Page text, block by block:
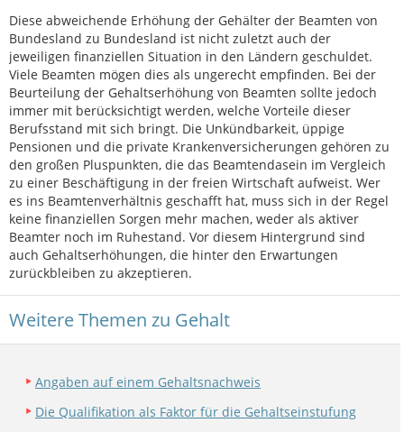
Diese abweichende Erhöhung der Gehälter der Beamten von
Bundesland zu Bundesland ist nicht zuletzt auch der
jeweiligen finanziellen Situation in den Ländern geschuldet.
Viele Beamten mögen dies als ungerecht empfinden. Bei der
Beurteilung der Gehaltserhöhung von Beamten sollte jedoch
immer mit berücksichtigt werden, welche Vorteile dieser
Berufsstand mit sich bringt. Die Unkündbarkeit, üppige
Pensionen und die private Krankenversicherungen gehören zu
den großen Pluspunkten, die das Beamtendasein im Vergleich
zu einer Beschäftigung in der freien Wirtschaft aufweist. Wer
es ins Beamtenverhältnis geschafft hat, muss sich in der Regel
keine finanziellen Sorgen mehr machen, weder als aktiver
Beamter noch im Ruhestand. Vor diesem Hintergrund sind
auch Gehaltserhöhungen, die hinter den Erwartungen
zurückbleiben zu akzeptieren.
Weitere Themen zu Gehalt
Angaben auf einem Gehaltsnachweis
Die Qualifikation als Faktor für die Gehaltseinstufung